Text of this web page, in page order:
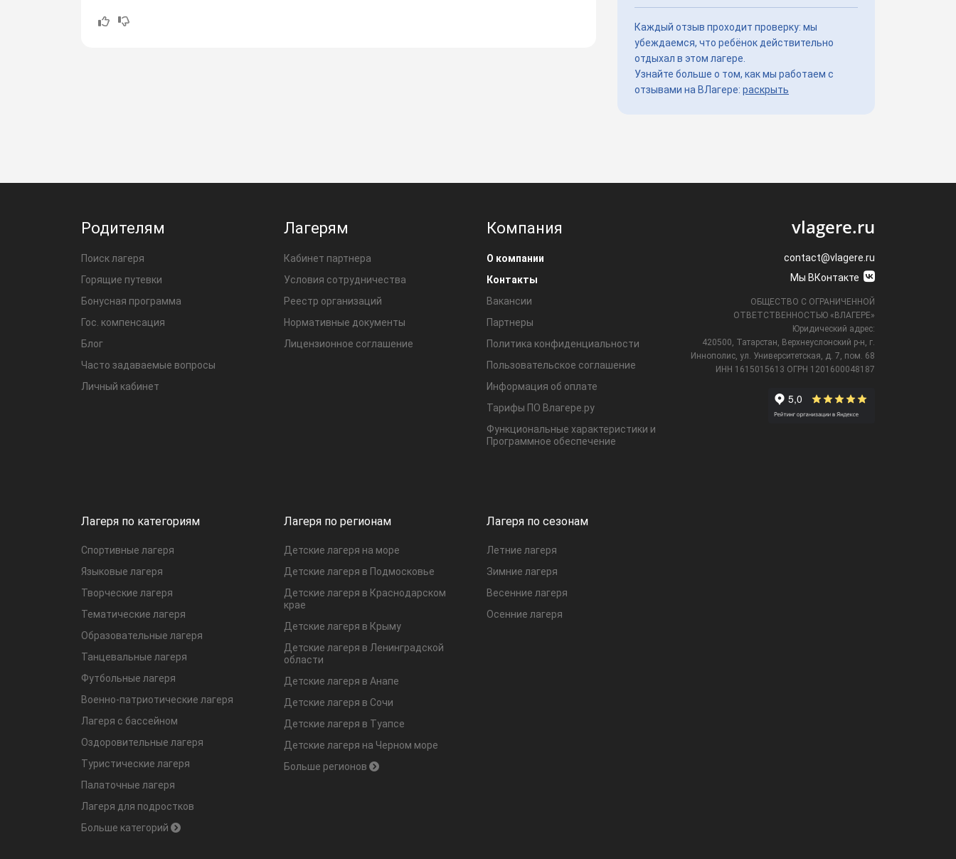
Каждый отзыв проходит проверку: мы
убеждаемся, что ребёнок действительно
отдыхал в этом лагере.
Узнайте больше о том, как мы работаем с
отзывами на ВЛагере: раскрыть
Родителям
Поиск лагеря
Горящие путевки
Бонусная программа
Гос. компенсация
Блог
Часто задаваемые вопросы
Личный кабинет
Лагерям
Кабинет партнера
Условия сотрудничества
Реестр организаций
Нормативные документы
Лицензионное соглашение
Компания
О компании
Контакты
Вакансии
Партнеры
Политика конфиденциальности
Пользовательское соглашение
Информация об оплате
Тарифы ПО Влагере.ру
Функциональные характеристики и
Программное обеспечение
Лагеря по категориям
Спортивные лагеря
Языковые лагеря
Творческие лагеря
Тематические лагеря
Образовательные лагеря
Танцевальные лагеря
Футбольные лагеря
Военно-патриотические лагеря
Лагеря с бассейном
Оздоровительные лагеря
Туристические лагеря
Палаточные лагеря
Лагеря для подростков
Больше категорий
Лагеря по регионам
Детские лагеря на море
Детские лагеря в Подмосковье
Детские лагеря в Краснодарском
крае
Детские лагеря в Крыму
Детские лагеря в Ленинградской
области
Детские лагеря в Анапе
Детские лагеря в Сочи
Детские лагеря в Туапсе
Детские лагеря на Черном море
Больше регионов
Лагеря по сезонам
Летние лагеря
Зимние лагеря
Весенние лагеря
Осенние лагеря
vlagere.ru
contact@vlagere.ru
Мы ВКонтакте
ОБЩЕСТВО С ОГРАНИЧЕННОЙ
ОТВЕТСТВЕННОСТЬЮ «ВЛАГЕРЕ»
Юридический адрес:
420500, Татарстан, Верхнеуслонский р-н, г.
Иннополис, ул. Университетская,
д. 7, пом. 68
ИНН 1615015613 ОГРН 1201600048187